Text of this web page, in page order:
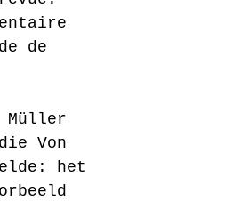
de
Müller
Von
het